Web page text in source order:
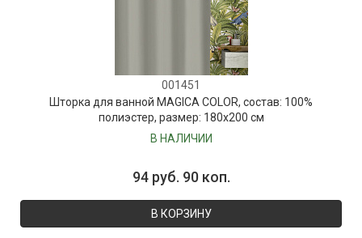
001451
Шторка для ванной MAGICA COLOR, состав: 100%
полиэстер, размер: 180х200 см
В НАЛИЧИИ
94 руб. 90 коп.
В КОРЗИНУ